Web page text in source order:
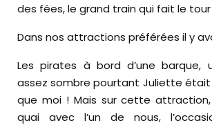
des fées, le grand train qui fait le
Dans nos attractions préférées il y
Les pirates à bord d’une barque,
assez sombre pourtant Juliette
que moi ! Mais sur cette
quai avec l’un de nous,